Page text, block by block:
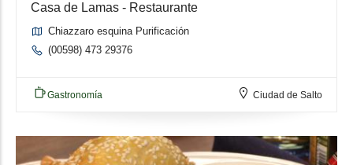
Casa de Lamas - Restaurante
Chiazzaro esquina Purificación
(00598) 473 29376
Gastronomía Ciudad de Salto